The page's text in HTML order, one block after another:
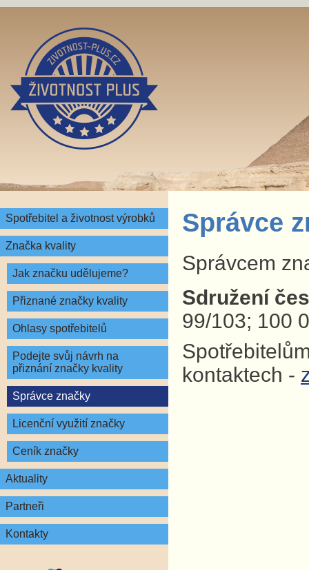
Spotřebitel a životnost výrobků
Značka kvality
Jak značku udělujeme?
Přiznané značky kvality
Ohlasy spotřebitelů
Podejte svůj návrh na
přiznání značky kvality
Správce značky
Licenční využití značky
Ceník značky
Aktuality
Partneři
Kontakty
Správce
Správcem
Sdružení
99/103; 100
kontaktech -